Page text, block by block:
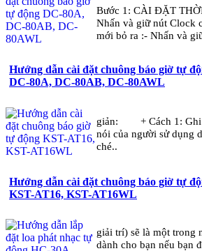
Hướng dẫn cài đặt chuông báo giờ tự
DC-80A, DC-80AB, DC-80AWL
Hướng dẫn cài đặt chuông báo giờ tự
KST-AT16, KST-AT16WL
Bước 1: CÀI ĐẶT
Nhấn và giữ nút Clock
mới bỏ ra :- Nhấn và
giản: + Cách 1: Ghi
nói của người sử dụng
ché..
giải trí) sẽ là một trong
dành cho bạn nếu bạn